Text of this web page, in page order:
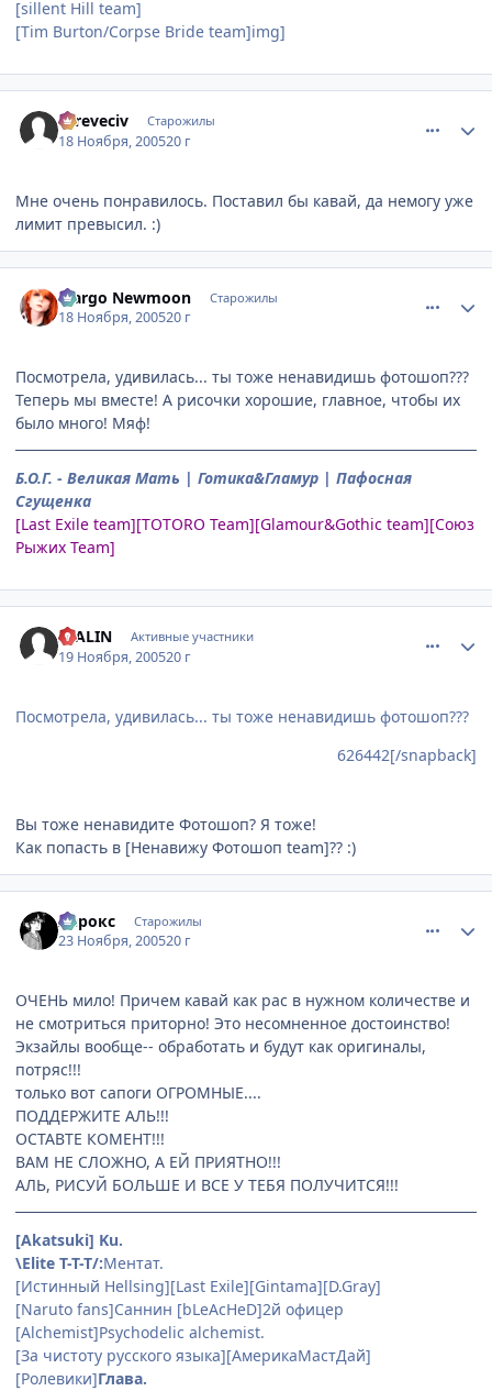
[sillent Hill team]
[Tim Burton/Сorpse Bride team]img]
asreveciv Старожилы
18 Ноября, 200520 г
Мне очень понравилось. Поставил бы кавай, да немогу уже
лимит превысил. :)
Margo Newmoon Старожилы
18 Ноября, 200520 г
Посмотрела, удивилась... ты тоже ненавидишь фотошоп???
Теперь мы вместе! А рисочки хорошие, главное, чтобы их
было много! Мяф!
Б.О.Г. - Великая Мать | Готика&Гламур | Пафосная
Сгущенка
[Last Exile team][TOTORO Team][Glamour&Gothic team][Союз
Рыжих Team]
STALIN Активные участники
19 Ноября, 200520 г
Посмотрела, удивилась... ты тоже ненавидишь фотошоп???
626442[/snapback]
Вы тоже ненавидите Фотошоп? Я тоже!
Как попасть в [Ненавижу Фотошоп team]?? :)
Лерокс Старожилы
23 Ноября, 200520 г
ОЧЕНЬ мило! Причем кавай как рас в нужном количестве и
не смотриться приторно! Это несомненное достоинство!
Экзайлы вообще-- обработать и будут как оригиналы,
потряс!!!
только вот сапоги ОГРОМНЫЕ....
ПОДДЕРЖИТЕ АЛЬ!!!
ОСТАВТЕ КОМЕНТ!!!
ВАМ НЕ СЛОЖНО, А ЕЙ ПРИЯТНО!!!
АЛЬ, РИСУЙ БОЛЬШЕ И ВСЕ У ТЕБЯ ПОЛУЧИТСЯ!!!
[Akatsuki] Ku.
\Elite T-T-T/:Ментат.
[Истинный Hellsing][Last Exile][Gintama][D.Gray]
[Naruto fans]Саннин [bLeAcHeD]2й офицер
[Alchemist]Psychodelic alchemist.
[За чистоту русского языка][АмерикаМастДай]
[Ролевики]Глава.